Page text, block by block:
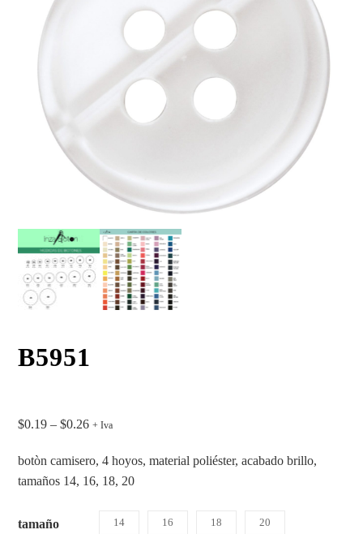
B5951
$0.19 – $0.26 + Iva
botòn camisero, 4 hoyos, material poliéster, acabado brillo,
tamaños 14, 16, 18, 20
tamaño 14 16 18 20